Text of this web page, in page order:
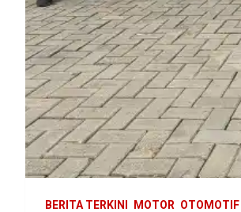
BERITA TERKINI MOTOR OTOMOTIF